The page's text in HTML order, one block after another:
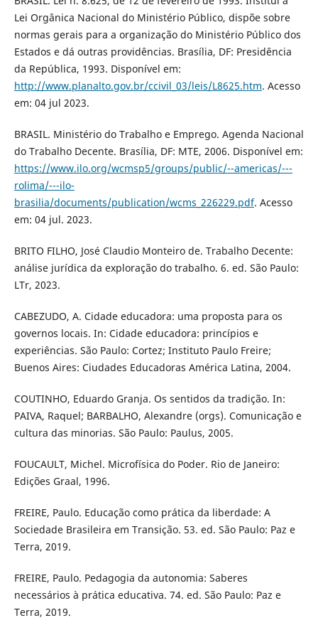
Lei Orgânica Nacional do Ministério Público, dispõe sobre
normas gerais para a organização do Ministério Público dos
Estados e dá outras providências. Brasília, DF: Presidência
da República, 1993. Disponível em:
http://www.planalto.gov.br/ccivil_03/leis/L8625.htm. Acesso
em: 04 jul 2023.
BRASIL. Ministério do Trabalho e Emprego. Agenda Nacional
do Trabalho Decente. Brasília, DF: MTE, 2006. Disponível em:
https://www.ilo.org/wcmsp5/groups/public/--americas/---
rolima/---ilo-
brasilia/documents/publication/wcms_226229.pdf. Acesso
em: 04 jul. 2023.
BRITO FILHO, José Claudio Monteiro de. Trabalho Decente:
análise jurídica da exploração do trabalho. 6. ed. São Paulo:
LTr, 2023.
CABEZUDO, A. Cidade educadora: uma proposta para os
governos locais. In: Cidade educadora: princípios e
experiências. São Paulo: Cortez; Instituto Paulo Freire;
Buenos Aires: Ciudades Educadoras América Latina, 2004.
COUTINHO, Eduardo Granja. Os sentidos da tradição. In:
PAIVA, Raquel; BARBALHO, Alexandre (orgs). Comunicação e
cultura das minorias. São Paulo: Paulus, 2005.
FOUCAULT, Michel. Microfísica do Poder. Rio de Janeiro:
Edições Graal, 1996.
FREIRE, Paulo. Educação como prática da liberdade: A
Sociedade Brasileira em Transição. 53. ed. São Paulo: Paz e
Terra, 2019.
FREIRE, Paulo. Pedagogia da autonomia: Saberes
necessários à prática educativa. 74. ed. São Paulo: Paz e
Terra, 2019.